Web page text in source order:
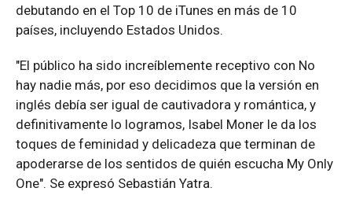
debutando en el Top 10 de iTunes en más de 10
países, incluyendo Estados Unidos.
"El público ha sido increíblemente receptivo con No
hay nadie más, por eso decidimos que la versión en
inglés debía ser igual de cautivadora y romántica, y
definitivamente lo logramos, Isabel Moner le da los
toques de feminidad y delicadeza que terminan de
apoderarse de los sentidos de quién escucha My Only
One". Se expresó Sebastián Yatra.